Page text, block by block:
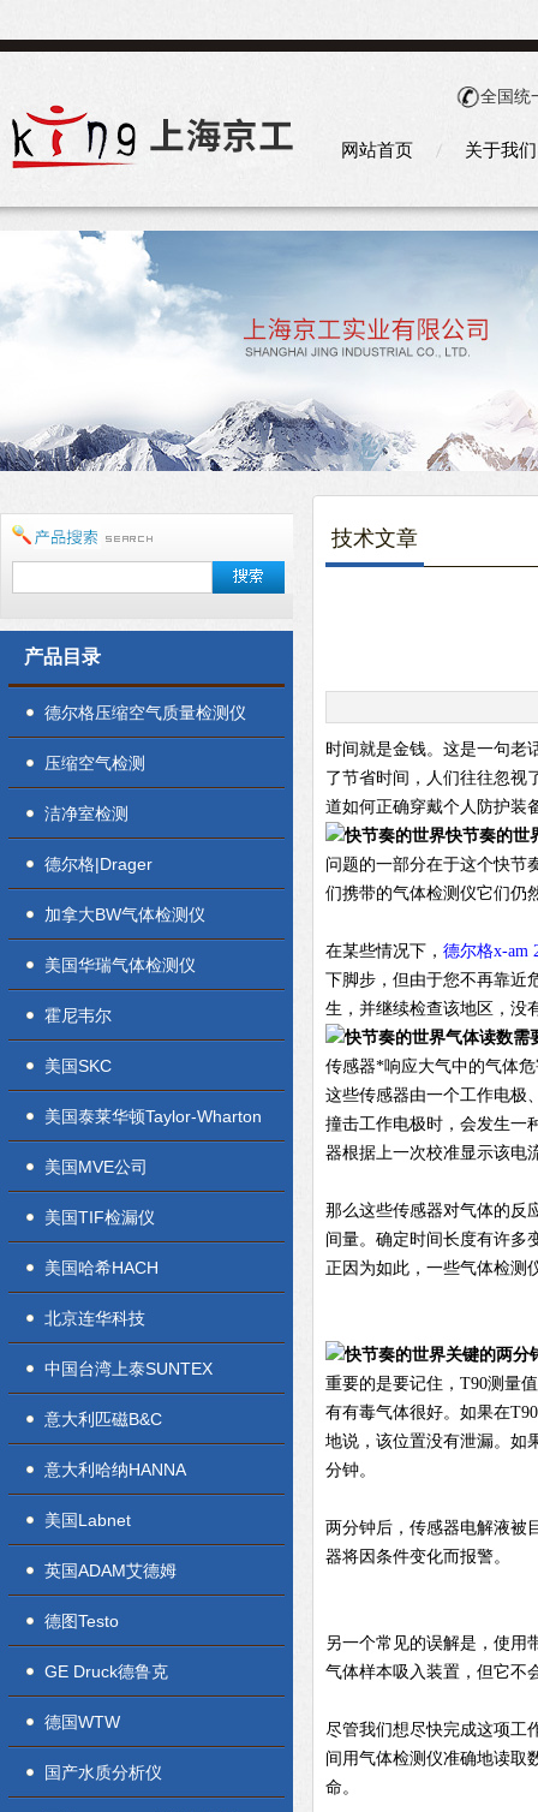
全国统
网站首页 关于我们
产品目录
德尔格压缩空气质量检测仪
压缩空气检测
洁净室检测
德尔格|Drager
加拿大BW气体检测仪
美国华瑞气体检测仪
霍尼韦尔
美国SKC
美国泰莱华顿Taylor-Wharton
美国MVE公司
美国TIF检漏仪
美国哈希HACH
北京连华科技
中国台湾上泰SUNTEX
意大利匹磁B&C
意大利哈纳HANNA
美国Labnet
英国ADAM艾德姆
德图Testo
GE Druck德鲁克
德国WTW
国产水质分析仪
技术文章
时间就是金钱。这是一句老
了节省时间，人们往往忽视
道如何正确穿戴个人防护装
快节奏的世
问题的一部分在于这个快节
们携带的气体检测仪它们仍
在某些情况下， 德尔格x-am
下脚步，但由于您不再靠近
生，并继续检查该地区，没
气体读数需
传感器*响应大气中的气体
这些传感器由一个工作电极
撞击工作电极时，会发生一
器根据上一次校准显示该电
那么这些传感器对气体的反
间量。确定时间长度有许多
正因为如此，一些气体检测
关键的两分
重要的是要记住，T90测量
有有毒气体很好。如果在
地说，该位置没有泄漏。如
分钟。
两分钟后，传感器电解液被
器将因条件变化而报警。
另一个常见的误解是，使用
气体样本吸入装置，但它不
尽管我们想尽快完成这项工
间用气体检测仪准确地读取
命。